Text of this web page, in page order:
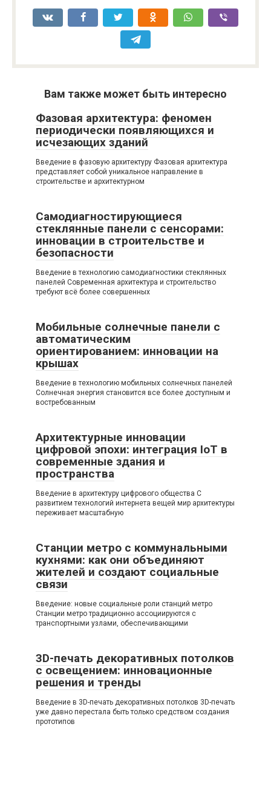
Вам также может быть интересно
Фазовая архитектура: феномен
периодически появляющихся и
исчезающих зданий
Введение в фазовую архитектуру Фазовая архитектура
представляет собой уникальное направление в
строительстве и архитектурном
Самодиагностирующиеся
стеклянные панели с сенсорами:
инновации в строительстве и
безопасности
Введение в технологию самодиагностики стеклянных
панелей Современная архитектура и строительство
требуют всё более совершенных
Мобильные солнечные панели с
автоматическим
ориентированием: инновации на
крышах
Введение в технологию мобильных солнечных панелей
Солнечная энергия становится все более доступным и
востребованным
Архитектурные инновации
цифровой эпохи: интеграция IoT в
современные здания и
пространства
Введение в архитектуру цифрового общества С
развитием технологий интернета вещей мир архитектуры
переживает масштабную
Станции метро с коммунальными
кухнями: как они объединяют
жителей и создают социальные
связи
Введение: новые социальные роли станций метро
Станции метро традиционно ассоциируются с
транспортными узлами, обеспечивающими
3D-печать декоративных потолков
с освещением: инновационные
решения и тренды
Введение в 3D-печать декоративных потолков 3D-печать
уже давно перестала быть только средством создания
прототипов